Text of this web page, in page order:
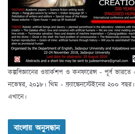
কল্পবিজ্ঞানের ওয়ার্কশপ ও কনফারেন্স - পূর্ব
নভেম্বর, ২০১৮। থিম - ফ্র্যাঙ্কেনস্টেইনের ২০০
এখানে।
বাংলায় অনুসন্ধান